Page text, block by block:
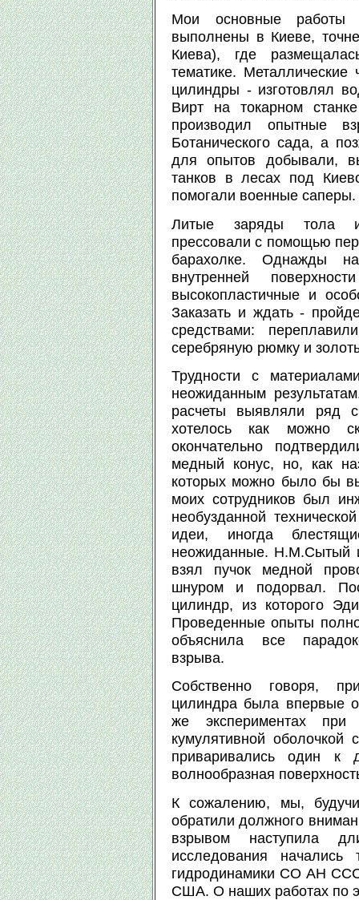
Мои основные работы
выполнены в Киеве,
Киева), где
тематике.
цилиндры - изготовлял
Вирт на токарном
производил опытные
Ботанического сада, а
для опытов добывали,
танков в лесах под
помогали военные саперы.
Литые заряды тола
прессовали с помощью
барахолке. Однажды
внутренней
высокопластичные и
Заказать и ждать -
средствами:
серебряную рюмку и
Трудности с
неожиданным
расчеты выявляли ряд
хотелось как можно
окончательно
медный конус, но, как
которых можно было бы
моих сотрудников был
необузданной
идеи, иногда
неожиданные. Н.М.Сытый
взял пучок медной
шнуром и подорвал.
цилиндр, из которого
Проведенные опыты
объяснила все
взрыва.
Собственно говоря,
цилиндра была впервые
же экспериментах
кумулятивной оболочкой
приваривались один
волнообразная
К сожалению, мы,
обратили должного
взрывом наступила
исследования
гидродинамики СО АН
США. О наших работах по